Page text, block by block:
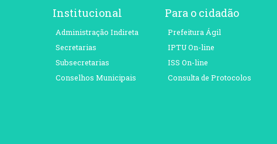
Institucional
Administração Indireta
Secretarias
Subsecretarias
Conselhos Municipais
Para o cidadão
Prefeitura Ágil
IPTU On-line
ISS On-line
Consulta de Protocolos